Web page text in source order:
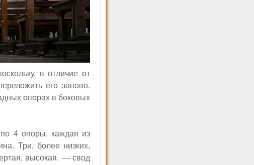
в отличие от
его заново.
опорах в боковых
4 опоры, каждая из
Три, более низких,
высокая, — свод